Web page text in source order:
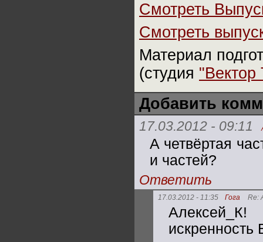
Смотреть
Смотреть
Материал
(студия "Вектор
Добавить
17.03.2012 - 09:11
А четвёртая
и частей?
Ответить
17.03.2012 - 11:35 Гога Re:
искренность